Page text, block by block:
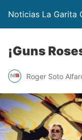
Noticias La Garita
¡Guns
Roger Soto